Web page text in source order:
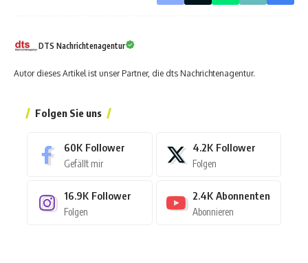
DTS Nachrichtenagentur
Autor dieses Artikel ist unser Partner, die dts Nachrichtenagentur.
Folgen Sie uns
60K Follower
Gefällt mir
4.2K Follower
Folgen
16.9K Follower
Folgen
2.4K Abonnenten
Abonnieren